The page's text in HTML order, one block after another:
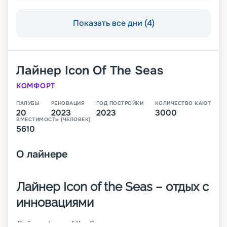
Показать все дни (4)
Лайнер Icon Of The Seas
КОМФОРТ
ПАЛУБЫ
20
РЕНОВАЦИЯ
2023
ГОД ПОСТРОЙКИ
2023
КОЛИЧЕСТВО КАЮТ
3000
ВМЕСТИМОСТЬ (ЧЕЛОВЕК)
5610
О лайнере
Лайнер Icon of the Seas – отдых с
инновациями
Лайнер Icon of the Seas – современное, недавно